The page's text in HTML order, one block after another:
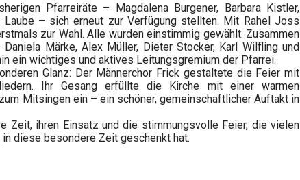
Pfarreiräte – Magdalena Burgener, Barbara Kistler,
– sich erneut zur Verfügung stellten. Mit Rahel Joss
zur Wahl. Alle wurden einstimmig gewählt. Zusammen
Märke, Alex Müller, Dieter Stocker, Karl Wilfling und
ein wichtiges und aktives Leitungsgremium der Pfarrei.
Glanz: Der Männerchor Frick gestaltete die Feier mit
Ihr Gesang erfüllte die Kirche mit einer warmen
Mitsingen ein – ein schöner, gemeinschaftlicher Auftakt in
Zeit, ihren Einsatz und die stimmungsvolle Feier, die vielen
diese besondere Zeit geschenkt hat.